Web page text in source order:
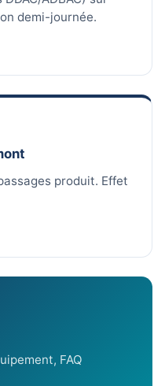
demi-journée.
produit. Effet
FAQ